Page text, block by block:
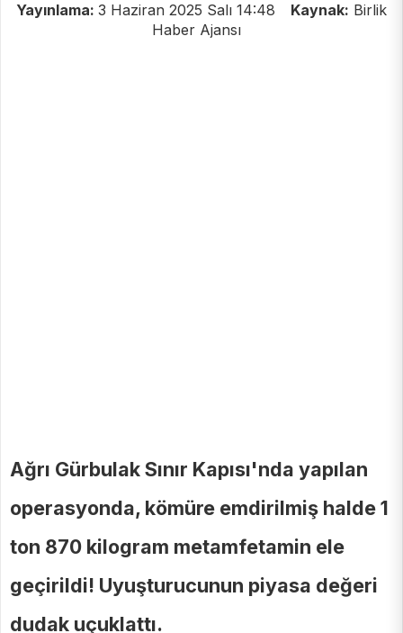
Yayınlama: 3 Haziran 2025 Salı 14:48 Kaynak: Birlik
Haber Ajansı
Ağrı Gürbulak Sınır Kapısı'nda yapılan
operasyonda, kömüre emdirilmiş halde 1
ton 870 kilogram metamfetamin ele
geçirildi! Uyuşturucunun piyasa değeri
dudak uçuklattı.